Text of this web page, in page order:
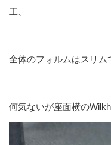
工、
全体のフォルムはスリム
何気ないが座面横の